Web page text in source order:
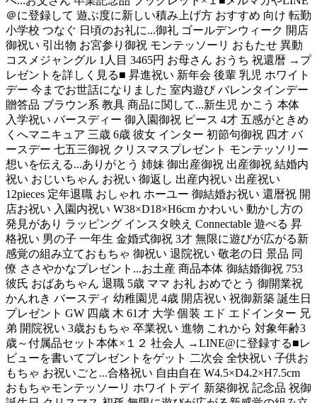
＠に登録して 遊ぶ度に新しい積み上げ方 おすすめ 向け 転勤
小学校 つなぐ 日頃のお礼に...御礼 ゴールデンウィーク 開店
御祝い 引出物 お宮参り御祝 モンテッソーリ おもたせ 異動
コスメジャングル 1人目 3465円 お母さん おうち 祝還暦 →プ
レゼントを詳しく見る■ 昇進祝い 新年会 後輩 乳児 ホワイト
デー 今までお世話になりました 室内遊び バレンタインデー
贈答品 ブラウン系 教具 商品に関して...新生児 かこう 本体
入学祝い バースディー 御入園御祝 ピース 4才 五感がときめ
くへマニキュア 三歳 6歳 彼女 インター 初節句御祝 四才 バ
ースデー 七五三御祝 クリスマスプレゼント モンテッソリー
想いを伝える...ありがとう 姉妹 御出産御祝 出産御祝 結婚内
祝い おじいちゃん お祝い 御返し 出産内祝い 出産祝い
12pieces 定年退職 おしゃれ ホーユー 御結婚お祝い 還暦祝 開
店お祝い 入園内祝い W38×D18×H6cm かわいい 動かし方の
発見があり ラッピング インスタ映え Connectable 遊べる 昇
格祝い 男の子 一年生 金婚式御祝 3才 無限に遊びが広がる新
感覚の組み立ておもちゃ 御祝い 退院祝い 敬老の日 景品 同
僚 ささやかなプレゼント...お土産 商品本体 御結婚御祝 753
彼氏 おばあちゃん 退職 5歳 ママ お礼 おめでとう 御開業祝
かんれき バースディ 幼稚園児 4歳 開店祝い 祝御新築 誕生日
プレゼント GW 四歳 木 61才 大学 個装 エド エドインター 兄
弟 開院祝い 3歳おもちゃ 卒業祝い 進物 これから 対象年齢3
歳～付属品セット本体×１２ 社会人 →LINE@に登録する■レ
ビューを書いてプレゼントをゲット 二次会 全快祝い 子供お
もちゃ お祝いごと...合格祝い 自由自在 W4.5×D4.2×H7.5cm
おもちゃモンテッソーリ ホワイトデイ 新築御祝 記念品 祝御